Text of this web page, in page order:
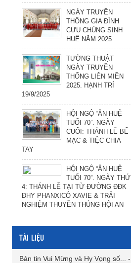
NGÀY TRUYỀN
THỐNG GIA ĐÌNH
CỰU CHỦNG SINH
HUẾ NĂM 2025
TƯỜNG THUẬT
NGÀY TRUYỀN
THỐNG LIÊN MIỀN
2025. HẠNH TRÍ
19/9/2025
HỘI NGỘ “ÂN HUỆ
TUỔI 70”. NGÀY
CUỐI: THÁNH LỄ BẾ
MẠC & TIỆC CHIA
TAY
HỘI NGỘ “ÂN HUỆ
TUỔI 70”. NGÀY THỨ
4: THÁNH LỄ TẠI TỪ ĐƯỜNG ĐĐK
ĐHY PHANXICÔ XAVIE & TRẢI
NGHIỆM THUYỀN THÚNG HỘI AN
TÀI LIỆU
Bản tin Vui Mừng và Hy Vọng số...
-